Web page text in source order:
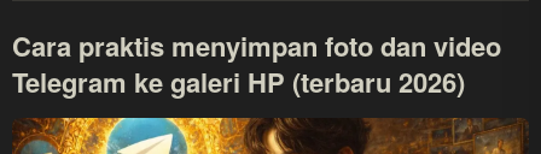
Cara praktis menyimpan foto dan video
Telegram ke galeri HP (terbaru 2026)